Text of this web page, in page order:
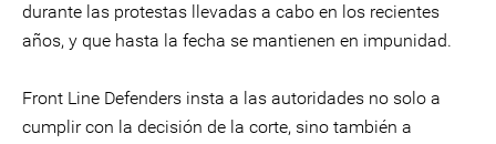
durante las protestas llevadas a cabo en los recientes
años, y que hasta la fecha se mantienen en impunidad.
Front Line Defenders insta a las autoridades no solo a
cumplir con la decisión de la corte, sino también a